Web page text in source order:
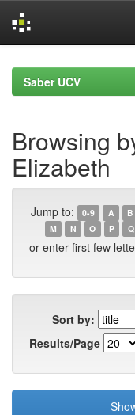
navigationSaber UCV
Browsing
Elizabeth
Jump to: 0-9 A B
M
N O P Q
or enter first few
Sort by:
Results/Page